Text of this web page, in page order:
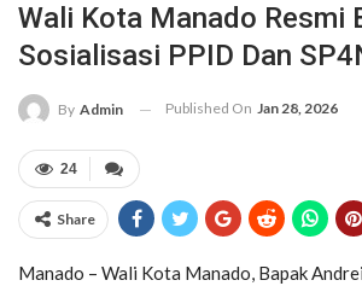
Wali Kota Manado Resmi
Sosialisasi PPID Dan
By Admin Published On Jan 28, 2026
24
Share
Manado – Wali Kota Manado, Bapak